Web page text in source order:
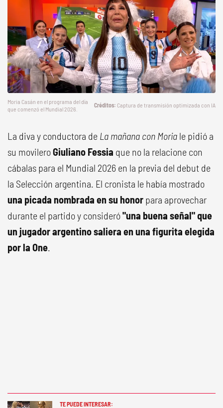
Moria Casán en el programa del día
que comenzó el Mundial 2026.
Captura de transmisión optimizada con IA
La diva y conductora de La mañana con Moria le pidió a
su movileroGiuliano Fessia que no la relacione con
cábalas para el Mundial 2026 en la previa del debut de
la Selección argentina. El cronista le había mostrado
una picada nombrada en su honor para aprovechar
durante el partido y consideró"una buena señal" que
un jugador argentino saliera en una figurita elegida
por la One.
TE PUEDE INTERESAR: